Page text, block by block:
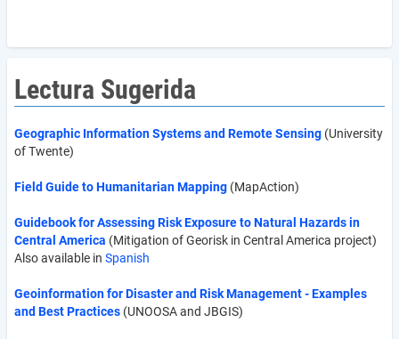
Lectura Sugerida
Geographic Information Systemsand Remote Sensing (University
of Twente)
Field Guide to Humanitarian Mapping (MapAction)
Guidebook for Assessing Risk Exposure to Natural Hazards in
Central America (Mitigation of Georisk in Central America project)
Also available in Spanish
Geoinformation for Disaster and Risk Management - Examples
and Best Practices (UNOOSA and JBGIS)